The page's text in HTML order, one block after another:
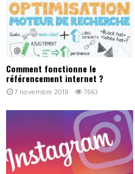
Comment fonctionne le
référencement internet ?
7 novembre 2018 7663